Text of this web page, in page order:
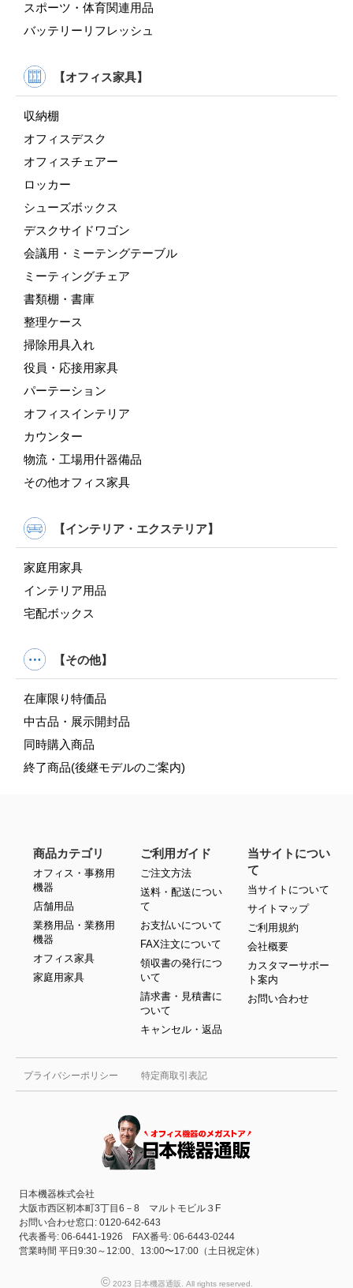
スポーツ・体育関連用品
バッテリーリフレッシュ
【オフィス家具】
収納棚
オフィスデスク
オフィスチェアー
ロッカー
シューズボックス
デスクサイドワゴン
会議用・ミーテングテーブル
ミーティングチェア
書類棚・書庫
整理ケース
掃除用具入れ
役員・応接用家具
パーテーション
オフィスインテリア
カウンター
物流・工場用什器備品
その他オフィス家具
【インテリア・エクステリア】
家庭用家具
インテリア用品
宅配ボックス
【その他】
在庫限り特価品
中古品・展示開封品
同時購入商品
終了商品(後継モデルのご案内)
プライバシーポリシー 特定商取引表記
日本機器株式会社
大阪市西区靭本町3丁目6－8 マルトモビル３F
お問い合わせ窓口: 0120-642-643
代表番号: 06-6441-1926 FAX番号: 06-6443-0244
営業時間 平日9:30～12:00、13:00〜17:00（土日祝定休）
商品カテゴリ
オフィス・事務用
機器
店舗用品
業務用品・業務用
機器
オフィス家具
家庭用家具
ご利用ガイド
ご注文方法
送料・配送につい
て
お支払いについて
FAX注文について
領収書の発行につ
いて
請求書・見積書に
ついて
キャンセル・返品
当サイトについ
て
当サイトについて
サイトマップ
ご利用規約
会社概要
カスタマーサポー
ト案内
お問い合わせ
©2023 日本機器通販. All rights reserved.